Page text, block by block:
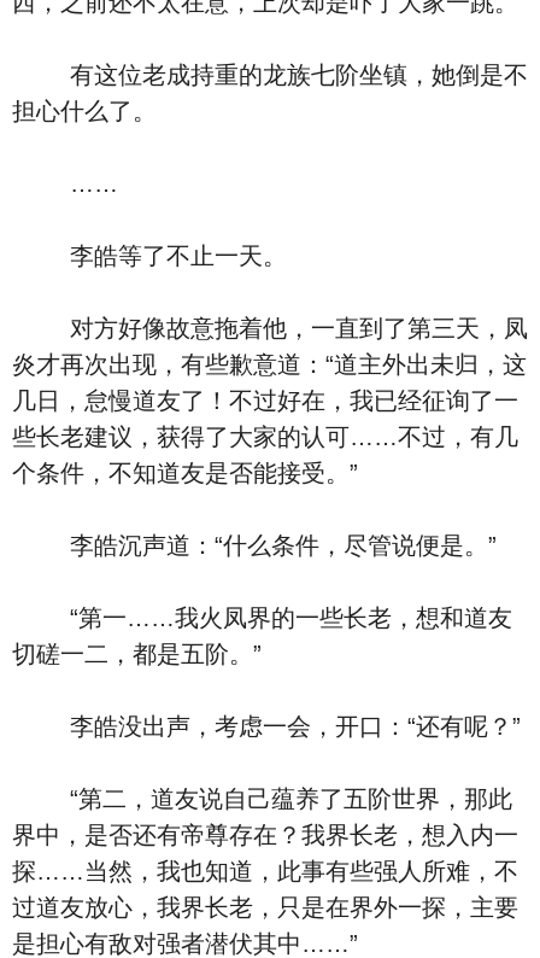
有这位老成持重的龙族七阶坐镇，她倒是不
担心什么了。
……
李皓等了不止一天。
对方好像故意拖着他，一直到了第三天，凤
炎才再次出现，有些歉意道：“道主外出未归，这
几日，怠慢道友了！不过好在，我已经征询了一
些长老建议，获得了大家的认可……不过，有几
个条件，不知道友是否能接受。”
李皓沉声道：“什么条件，尽管说便是。”
“第一……我火凤界的一些长老，想和道友
切磋一二，都是五阶。”
李皓没出声，考虑一会，开口：“还有呢？”
“第二，道友说自己蕴养了五阶世界，那此
界中，是否还有帝尊存在？我界长老，想入内一
探……当然，我也知道，此事有些强人所难，不
过道友放心，我界长老，只是在界外一探，主要
是担心有敌对强者潜伏其中……”